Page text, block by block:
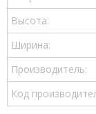
Высота:
Ширина:
Производитель:
Код